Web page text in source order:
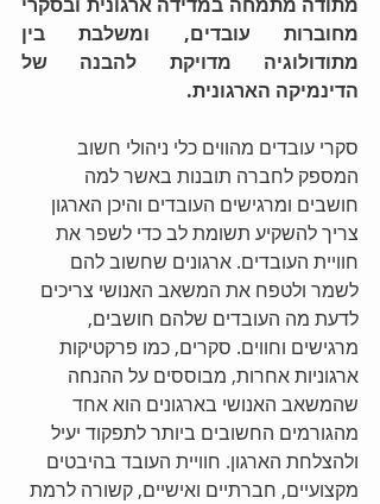
הדינמיקה הארגונית.
סקרי עובדים מהווים כלי ניהולי חשוב
המספק לחברה תובנות באשר למה
חושבים ומרגישים העובדים והיכן הארגון
צריך להשקיע תשומת לב כדי לשפר את
חוויית העובדים. ארגונים שחשוב להם
לשמר ולטפח את המשאב האנושי צריכים
לדעת מה העובדים שלהם חושבים,
מרגישים וחווים. סקרים, כמו פרקטיקות
ארגוניות אחרות, מבוססים על ההנחה
שהמשאב האנושי בארגונים הוא אחד
מהגורמים החשובים ביותר לתפקוד יעיל
ולהצלחת הארגון. חוויית העובד בהיבטים
מקצועיים, חברתיים ואישיים, קשורה לרמת